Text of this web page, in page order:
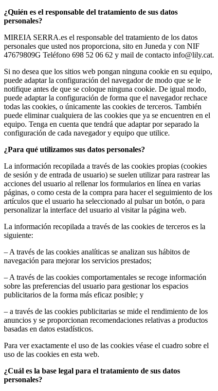
¿Quién es el responsable del tratamiento de sus datos
personales?
MIREIA SERRA.es el responsable del tratamiento de los datos
personales que usted nos proporciona, sito en Juneda y con NIF
47679809G Teléfono 698 52 06 62 y mail de contacto info@lily.cat.
Si no desea que los sitios web pongan ninguna cookie en su equipo,
puede adaptar la configuración del navegador de modo que se le
notifique antes de que se coloque ninguna cookie. De igual modo,
puede adaptar la configuración de forma que el navegador rechace
todas las cookies, o únicamente las cookies de terceros. También
puede eliminar cualquiera de las cookies que ya se encuentren en el
equipo. Tenga en cuenta que tendrá que adaptar por separado la
configuración de cada navegador y equipo que utilice.
¿Para qué utilizamos sus datos personales?
La información recopilada a través de las cookies propias (cookies
de sesión y de entrada de usuario) se suelen utilizar para rastrear las
acciones del usuario al rellenar los formularios en línea en varias
páginas, o como cesta de la compra para hacer el seguimiento de los
artículos que el usuario ha seleccionado al pulsar un botón, o para
personalizar la interface del usuario al visitar la página web.
La información recopilada a través de las cookies de terceros es la
siguiente:
– A través de las cookies analíticas se analizan sus hábitos de
navegación para mejorar los servicios prestados;
– A través de las cookies comportamentales se recoge información
sobre las preferencias del usuario para gestionar los espacios
publicitarios de la forma más eficaz posible; y
– a través de las cookies publicitarias se mide el rendimiento de los
anuncios y se proporcionan recomendaciones relativas a productos
basadas en datos estadísticos.
Para ver exactamente el uso de las cookies véase el cuadro sobre el
uso de las cookies en esta web.
¿Cuál es la base legal para el tratamiento de sus datos
personales?